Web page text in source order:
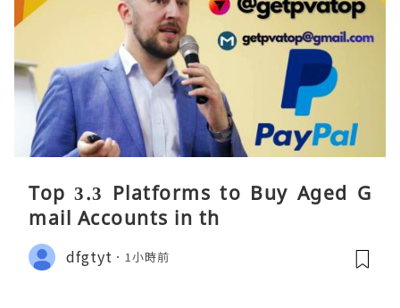
Top 3.3 Platforms to Buy Aged G
mail Accounts in th
dfgtyt 1小時前